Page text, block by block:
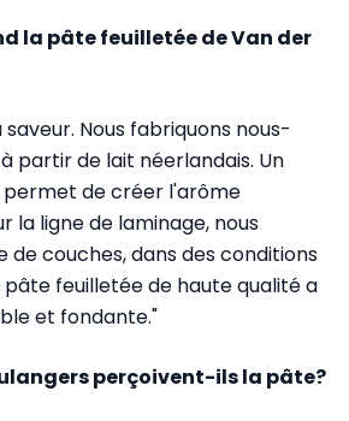
la pâte feuilletée de Van der
Nous fabriquons nous-
partir de lait néerlandais. Un
permet de créer l'arôme
la ligne de laminage, nous
de couches, dans des conditions
feuilletée de haute qualité a
et fondante."
perçoivent-ils la pâte?